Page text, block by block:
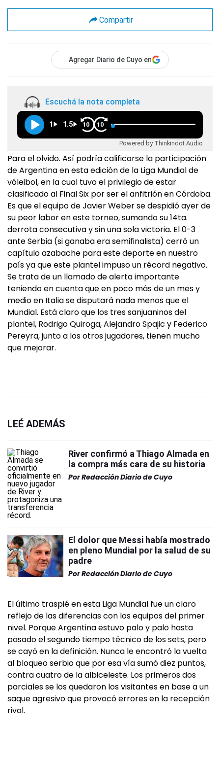
Compartir
Agregar Diario de Cuyo en
Escuchá la nota completa
1 1.5 10 10
Powered by Thinkindot Audio
Para el olvido. Así podría calificarse la participación
de Argentina en esta edición de la Liga Mundial de
vóleibol, en la cual tuvo el privilegio de estar
clasificado al Final Six por ser el anfitrión en Córdoba.
Es que el equipo de Javier Weber se despidió ayer de
su peor labor en este torneo, sumando su 14ta.
derrota consecutiva y sin una sola victoria. El 0-3
ante Serbia (si ganaba era semifinalista) cerró un
capítulo azabache para este deporte en nuestro
país ya que este plantel impuso un récord negativo.
Se trata de un llamado de alerta importante
teniendo en cuenta que en poco más de un mes y
medio en Italia se disputará nada menos que el
Mundial. Está claro que los tres sanjuaninos del
plantel, Rodrigo Quiroga, Alejandro Spajic y Federico
Pereyra, junto a los otros jugadores, tienen mucho
que mejorar.
LEÉ ADEMÁS
River confirmó a Thiago Almada en
la compra más cara de su historia
PorRedacción Diario de Cuyo
El dolor que Messi había mostrado
en pleno Mundial por la salud de su
padre
PorRedacción Diario de Cuyo
El último traspié en esta Liga Mundial fue un claro
reflejo de las diferencias con los equipos del primer
nivel. Porque Argentina estuvo palo y palo hasta
pasado el segundo tiempo técnico de los sets, pero
se cayó en la definición. Nunca le encontró la vuelta
al bloqueo serbio que por esa vía sumó diez puntos,
contra cuatro de la albiceleste. Los primeros dos
parciales se los quedaron los visitantes en base a un
saque agresivo que provocó errores en la recepción
rival.